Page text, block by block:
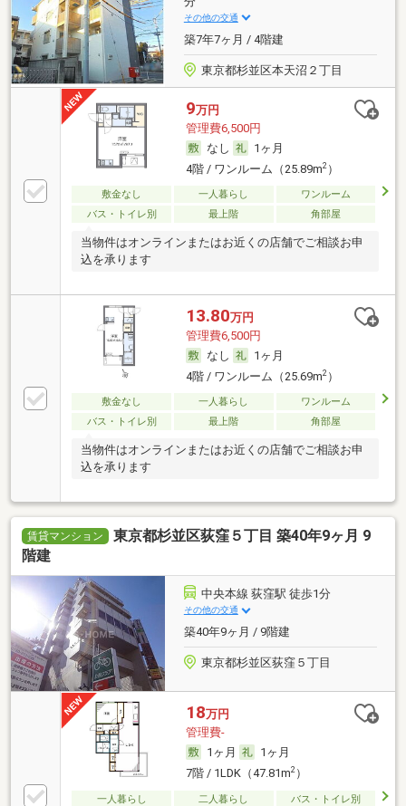
その他の交通
築7年7ヶ月 / 4階建
東京都杉並区本天沼２丁目
9万円
管理費6,500円
なし
1ヶ月
4階 / ワンルーム（25.89m2）
敷金なし 一人暮らし
ワンルーム
バス・トイレ別
最上階 角部屋
当物件はオンラインまたはお近くの店舗でご相談お申
込を承ります
13.80万円
管理費6,500円
なし
1ヶ月
4階 / ワンルーム（25.69m2）
敷金なし 一人暮らし
ワンルーム
バス・トイレ別
最上階 角部屋
当物件はオンラインまたはお近くの店舗でご相談お申
込を承ります
賃貸マンション
東京都杉並区荻窪５丁目 築40年9ヶ月 9
階建
中央本線 荻窪駅 徒歩1分
その他の交通
築40年9ヶ月 / 9階建
東京都杉並区荻窪５丁目
18万円
管理費-
1ヶ月
1ヶ月
7階 / 1LDK（47.81m2）
一人暮らし 二人暮らし
バス・トイレ別